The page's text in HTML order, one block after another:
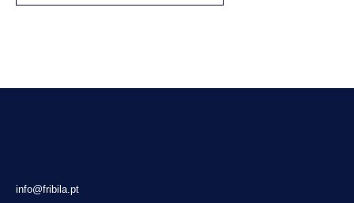
info@fribila.pt